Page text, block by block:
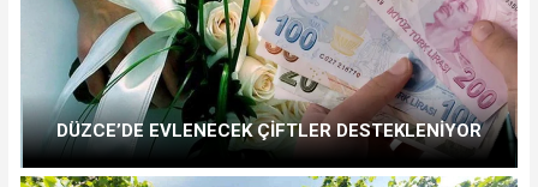
DÜZCE’DE EVLENECEK ÇİFTLER DESTEKLENİYOR